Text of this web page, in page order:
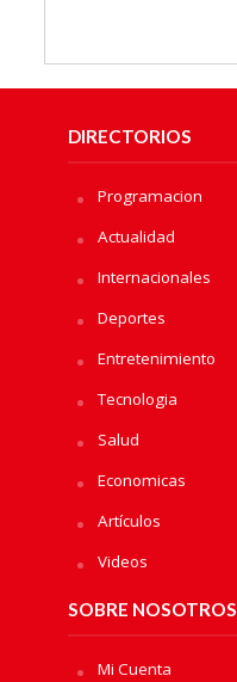
DIRECTORIOS
Programacion
Actualidad
Internacionales
Deportes
Entretenimiento
Tecnologia
Salud
Economicas
Artículos
Videos
SOBRE NOSOTROS
Mi Cuenta